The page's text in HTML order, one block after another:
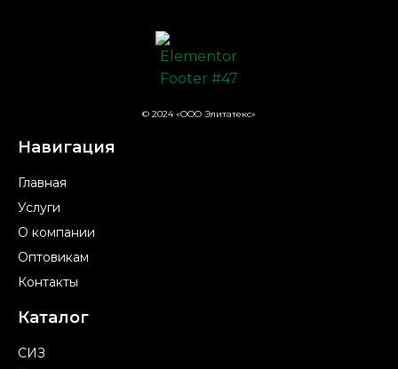
© 2024 «ООО Элитатекс»
Навигация
Главная
Услуги
О компании
Оптовикам
Контакты
Каталог
СИЗ